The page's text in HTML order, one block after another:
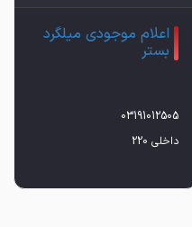
اعلام موجودی میلگرد
بستر
داخلی 220